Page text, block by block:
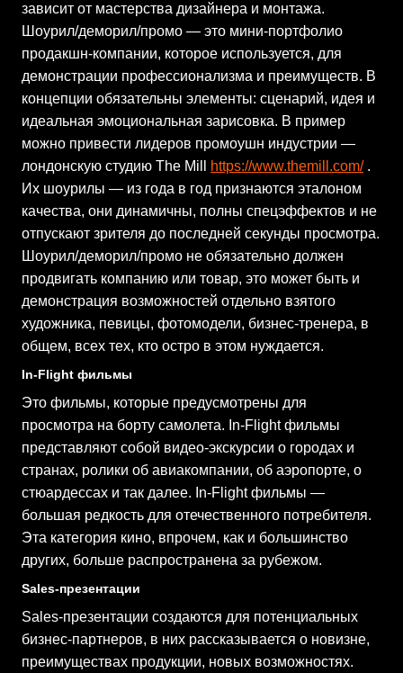
зависит от мастерства дизайнера и монтажа.
Шоурил/деморил/промо — это мини-портфолио
продакшн-компании, которое используется, для
демонстрации профессионализма и преимуществ. В
концепции обязательны элементы: сценарий, идея и
идеальная эмоциональная зарисовка. В пример
можно привести лидеров промоушн индустрии —
лондонскую студию The Mill
https://www.themill.com/.
Их шоурилы — из года в год признаются эталоном
качества, они динамичны, полны спецэффектов и не
отпускают зрителя до последней секунды просмотра.
Шоурил/деморил/промо не обязательно должен
продвигать компанию или товар, это может быть и
демонстрация возможностей отдельно взятого
художника, певицы, фотомодели, бизнес-тренера, в
общем, всех тех, кто остро в этом нуждается.
In-Flight фильмы
Это фильмы, которые предусмотрены для
просмотра на борту самолета. In-Flight фильмы
представляют собой видео-экскурсии о городах и
странах, ролики об авиакомпании, об аэропорте, о
стюардессах и так далее. In-Flight фильмы —
большая редкость для отечественного потребителя.
Эта категория кино, впрочем, как и большинство
других, больше распространена за рубежом.
Sales-презентации
Sales-презентации создаются для потенциальных
бизнес-партнеров, в них рассказывается о новизне,
преимуществах продукции, новых возможностях.